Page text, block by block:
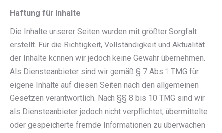
Haftung für Inhalte
Die Inhalte unserer Seiten wurden mit größter Sorgfalt
erstellt. Für die Richtigkeit, Vollständigkeit und Aktualität
der Inhalte können wir jedoch keine Gewähr übernehmen.
Als Diensteanbieter sind wir gemäß § 7 Abs.1 TMG für
eigene Inhalte auf diesen Seiten nach den allgemeinen
Gesetzen verantwortlich. Nach §§ 8 bis 10 TMG sind wir
als Diensteanbieter jedoch nicht verpflichtet, übermittelte
oder gespeicherte fremde Informationen zu überwachen